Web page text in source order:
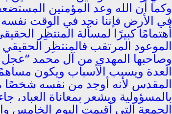
وكما أن الله وعد المؤمنين
في الأرض فإننا نجد في الوقت
أهتمامًا كبيرًا لمسألة المنتظِر
الموعود المرتقب فالمنتظِر الحقيقي
وصاحبها المهدي من آل محمد “عجل
العدة ويسبب الأسباب ويكون
المقدس لأنه أوجد من نفسه شخصًا
بالمسؤولية ويشعر بمعاناة العباد،
الجمعة التي أقيمت اليوم الخامس